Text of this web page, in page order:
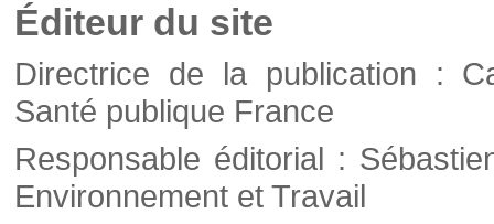
Éditeur du site
Directrice de la publication :
Santé publique France
Responsable éditorial :
Environnement et Travail